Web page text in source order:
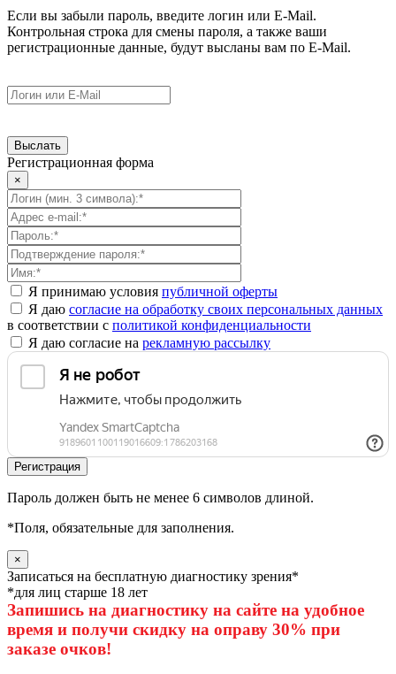
Если вы забыли пароль, введите логин или E-Mail.
Контрольная строка для смены пароля, а также ваши
регистрационные данные, будут высланы вам по E-Mail.
Регистрационная форма
×
Я принимаю условия публичной оферты
Я даю согласие на обработку своих персональных данных
в соответствии с политикой конфиденциальности
Я даю согласие на рекламную рассылку
Пароль должен быть не менее 6 символов длиной.
*Поля, обязательные для заполнения.
×
Записаться на бесплатную диагностику зрения*
*для лиц старше 18 лет
Запишись на диагностику на сайте на удобное
время и получи скидку на оправу 30% при
заказе очков!